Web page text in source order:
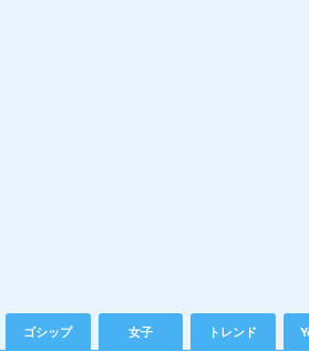
ゴシップ 女子 トレンド